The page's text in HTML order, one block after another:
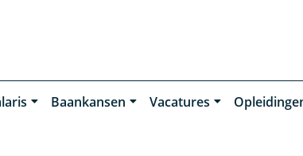
Baankansen Vacatures